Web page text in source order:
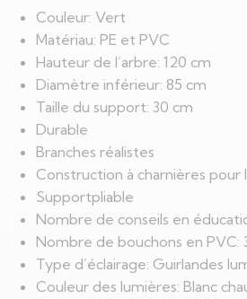
Couleur: Vert
Matériau: PE et PVC
Hauteur de l’arbre: 120 cm
Diamètre inférieur: 85 cm
Taille du support: 30 cm
Durable
Branches réalistes
Construction à charnières pour
Supportpliable
Nombre de conseils en
Nombre de bouchons en PVC:
Type d’éclairage: Guirlandes
Couleur des lumières: Blanc
sur
Facebook
sur
X
LinkedIn